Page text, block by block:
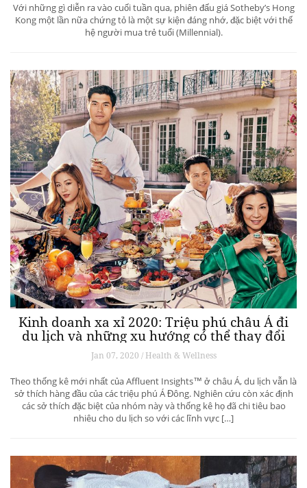
Với những gì diễn ra vào cuối tuần qua, phiên đấu giá Sotheby’s Hong
Kong một lần nữa chứng tỏ là một sự kiện đáng nhớ, đặc biệt với thế
hệ người mua trẻ tuổi (Millennial).
Kinh doanh xa xỉ 2020: Triệu phú châu Á đi
du lịch và những xu hướng có thể thay đổi
ngành du lịch thượng lưu
Jan 07, 2020 / Health & Wellness
Theo thống kê mới nhất của Affluent Insights™ ở châu Á, du lịch vẫn là
sở thích hàng đầu của các triệu phú Á Đông. Nghiên cứu còn xác định
các sở thích đặc biệt của nhóm này và thống kê họ đã chi tiêu bao
nhiêu cho du lịch so với các lĩnh vực […]